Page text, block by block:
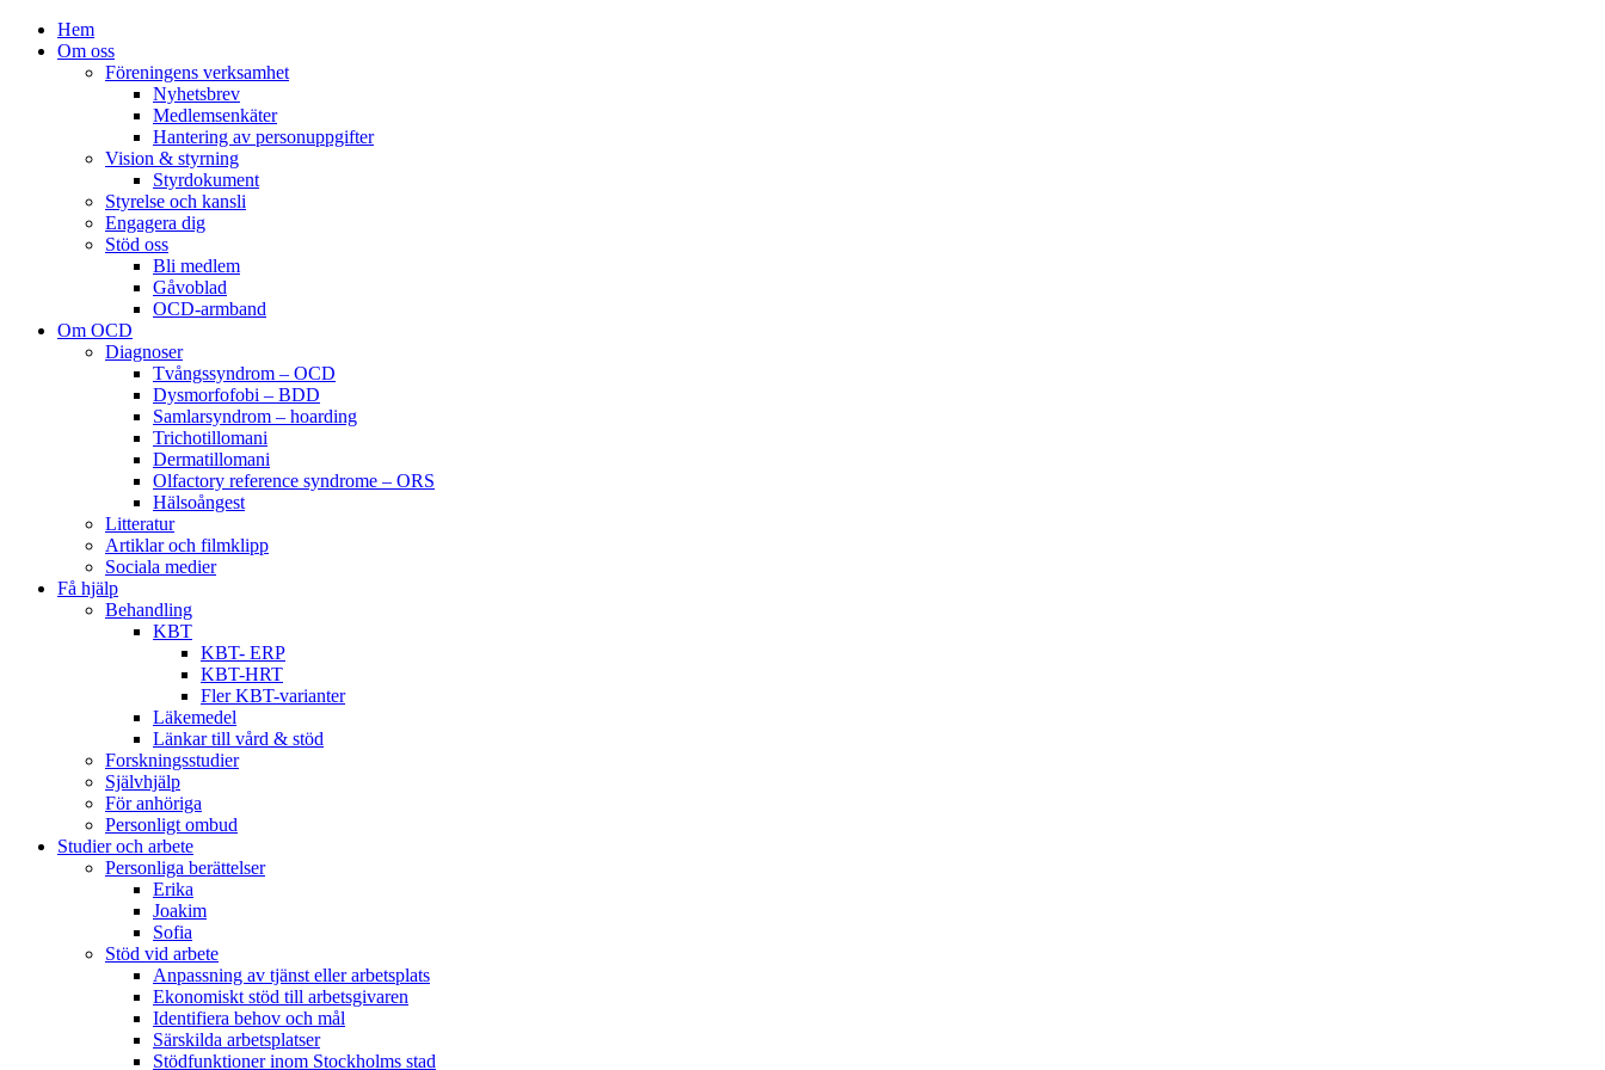
Hem
Om oss
Föreningens verksamhet
Nyhetsbrev
Medlemsenkäter
Hantering av personuppgifter
Vision & styrning
Styrdokument
Styrelse och kansli
Engagera dig
Stöd oss
Bli medlem
Gåvoblad
OCD-armband
Om OCD
Diagnoser
Tvångssyndrom – OCD
Dysmorfofobi – BDD
Samlarsyndrom – hoarding
Trichotillomani
Dermatillomani
Olfactory reference syndrome – ORS
Hälsoångest
Litteratur
Artiklar och filmklipp
Sociala medier
Få hjälp
Behandling
KBT
KBT- ERP
KBT-HRT
Fler KBT-varianter
Läkemedel
Länkar till vård & stöd
Forskningsstudier
Självhjälp
För anhöriga
Personligt ombud
Studier och arbete
Personliga berättelser
Erika
Joakim
Sofia
Stöd vid arbete
Anpassning av tjänst eller arbetsplats
Ekonomiskt stöd till arbetsgivaren
Identifiera behov och mål
Särskilda arbetsplatser
Stödfunktioner inom Stockholms stad